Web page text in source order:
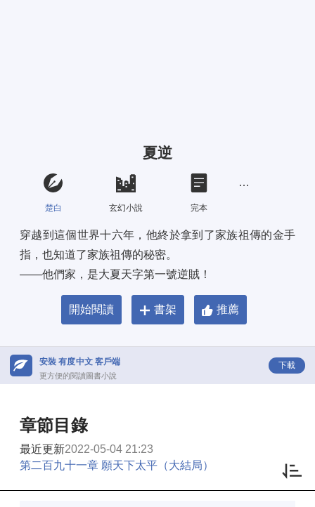
夏逆
楚白 玄幻小說 完本
穿越到這個世界十六年，他終於拿到了家族祖傳的金手
指，也知道了家族祖傳的秘密。
——他們家，是大夏天字第一號逆賊！
開始閱讀 書架 推薦
安裝 有度中文 客戶端
更方便的閱讀圖書小說
下載
章節目錄
最近更新2022-05-04 21:23
第二百九十一章 願天下太平（大結局）